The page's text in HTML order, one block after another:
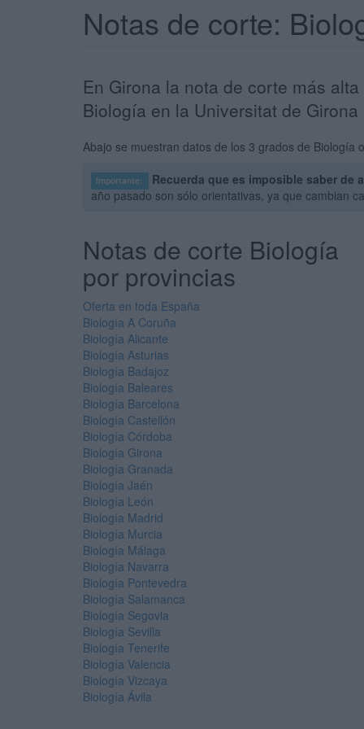
Notas de corte:
En Girona la nota de corte más
Biología en la Universitat de Girona
Abajo se muestran datos de los 3 grados de Biología
Importante: Recuerda que es imposible saber de
año pasado son sólo orientativas, ya que cambian
Notas de corte Biología
por provincias
Oferta en toda España
Biología A Coruña
Biología Alicante
Biología Asturias
Biología Badajoz
Biología Baleares
Biología Barcelona
Biología Castellón
Biología Córdoba
Biología Girona
Biología Granada
Biología Jaén
Biología León
Biología Madrid
Biología Murcia
Biología Málaga
Biología Navarra
Biología Pontevedra
Biología Salamanca
Biología Segovia
Biología Sevilla
Biología Tenerife
Biología Valencia
Biología Vizcaya
Biología Ávila